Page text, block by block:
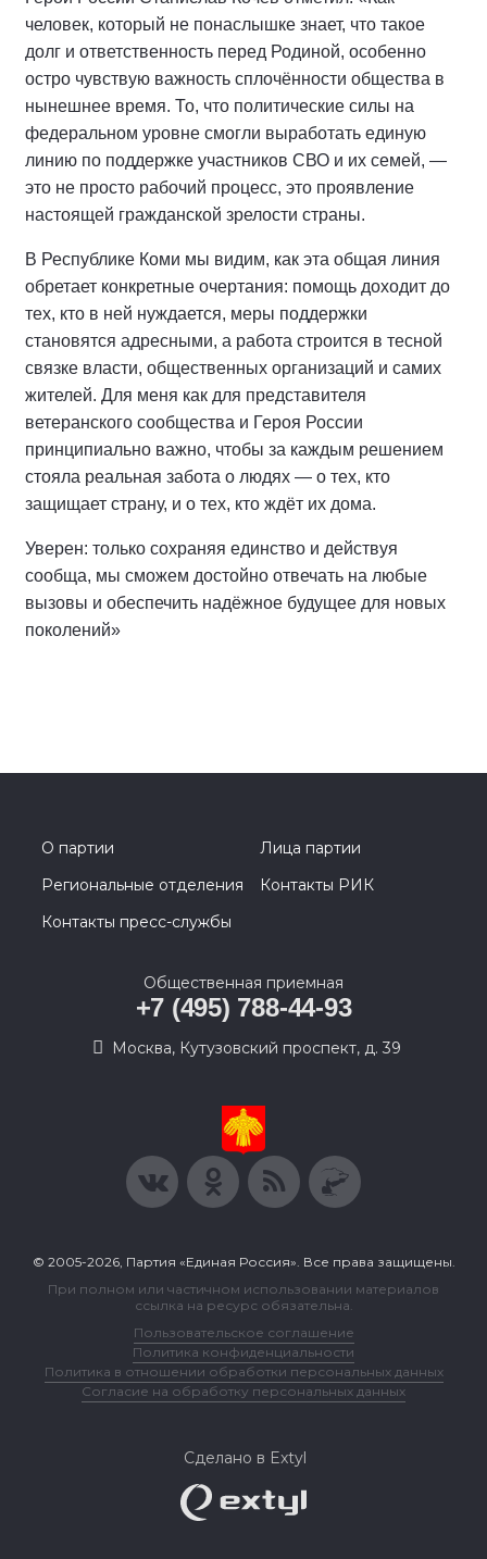
человек, который не понаслышке знает, что такое
долг и ответственность перед Родиной, особенно
остро чувствую важность сплочённости общества в
нынешнее время. То, что политические силы на
федеральном уровне смогли выработать единую
линию по поддержке участников СВО и их семей, —
это не просто рабочий процесс, это проявление
настоящей гражданской зрелости страны.
В Республике Коми мы видим, как эта общая линия
обретает конкретные очертания: помощь доходит до
тех, кто в ней нуждается, меры поддержки
становятся адресными, а работа строится в тесной
связке власти, общественных организаций и самих
жителей. Для меня как для представителя
ветеранского сообщества и Героя России
принципиально важно, чтобы за каждым решением
стояла реальная забота о людях — о тех, кто
защищает страну, и о тех, кто ждёт их дома.
Уверен: только сохраняя единство и действуя
сообща, мы сможем достойно отвечать на любые
вызовы и обеспечить надёжное будущее для новых
поколений»
О партии
Лица партии
Региональные отделения
Контакты РИК
Контакты пресс-службы
Общественная приемная
+7 (495) 788-44-93
Москва, Кутузовский проспект, д. 39
© 2005-2026, Партия «Единая Россия». Все права защищены.
При полном или частичном использовании материалов
ссылка на ресурс обязательна.
Пользовательское соглашение
Политика конфиденциальности
Политика в отношении обработки персональных данных
Согласие на обработку персональных данных
Сделано в Extyl